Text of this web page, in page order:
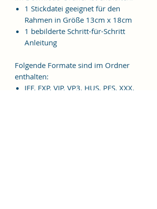
1 Stickdatei geeignet für den
Rahmen in Größe 13cm x 18cm
1 bebilderte Schritt-für-Schritt
Anleitung
Folgende Formate sind im Ordner
enthalten:
JEF, EXP, VIP, VP3, HUS, PES, XXX,